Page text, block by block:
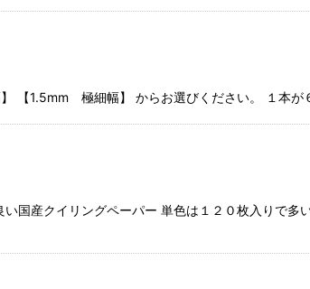
【1.5mm 極細幅】 からお選びください。 １本が
産クイリングペーパー 単色は１２０枚入りで多